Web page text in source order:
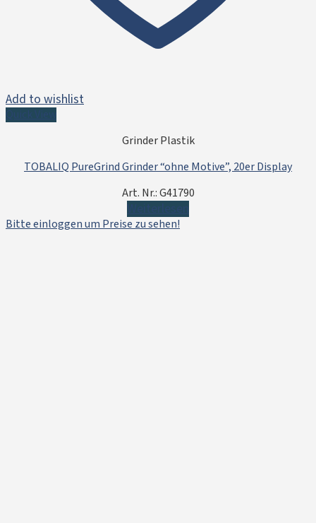
Add to wishlist
Grinder Plastik
TOBALIQ PureGrind Grinder “ohne Motive”, 20er Display
Art. Nr.: G41790
Bitte einloggen um Preise zu sehen!